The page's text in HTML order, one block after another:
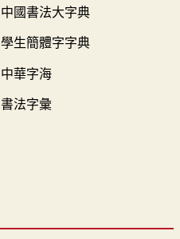
中國書法大字典
學生簡體字字典
中華字海
書法字彙